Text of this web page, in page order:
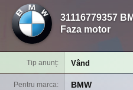
31116779357
Faza motor
Tip anunț Vând
Pentru marca BMW